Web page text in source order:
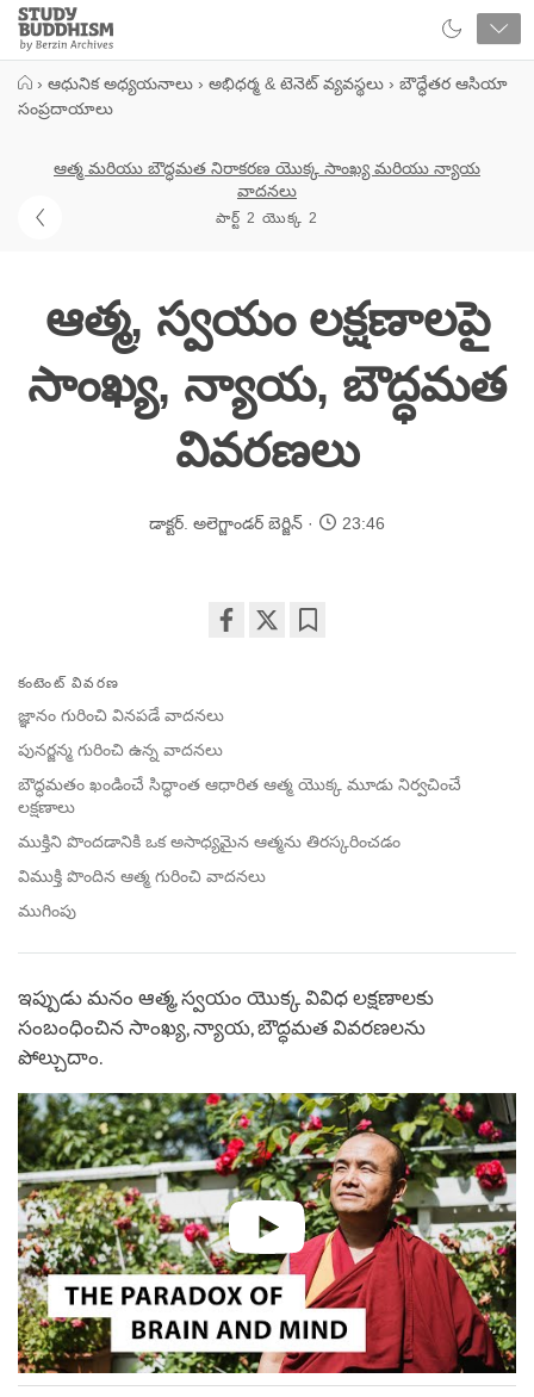
Close
Study
Buddhism
› ఆధునిక అధ్యయనాలు › అభిధర్మ & టెనెట్ వ్యవస్థలు › బౌద్ధేతర ఆసియా
సంప్రదాయాలు
ఆత్మ మరియు బౌద్ధమత నిరాకరణ యొక్క సాంఖ్య మరియు న్యాయ
వాదనలు
పార్ట్ 2 యొక్క 2
ఆత్మ, స్వయం లక్షణాలపై
సాంఖ్య, న్యాయ, బౌద్ధమత
వివరణలు
డాక్టర్. అలెగ్జాండర్ బెర్జిన్ 23:46
కంటెంట్ వివరణ
జ్ఞానం గురించి వినపడే వాదనలు
పునర్జన్మ గురించి ఉన్న వాదనలు
బౌద్ధమతం ఖండించే సిద్ధాంత ఆధారిత ఆత్మ యొక్క మూడు నిర్వచించే
లక్షణాలు
ముక్తిని పొందడానికి ఒక అసాధ్యమైన ఆత్మను తిరస్కరించడం
విముక్తి పొందిన ఆత్మ గురించి వాదనలు
ముగింపు
ఇప్పుడు మనం ఆత్మ, స్వయం యొక్క వివిధ లక్షణాలకు
సంబంధించిన సాంఖ్య, న్యాయ, బౌద్ధమత వివరణలను
పోల్చుదాం.